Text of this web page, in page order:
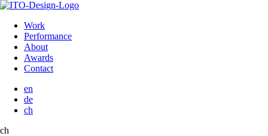
Work
Performance
About
Awards
Contact
en
de
ch
ch